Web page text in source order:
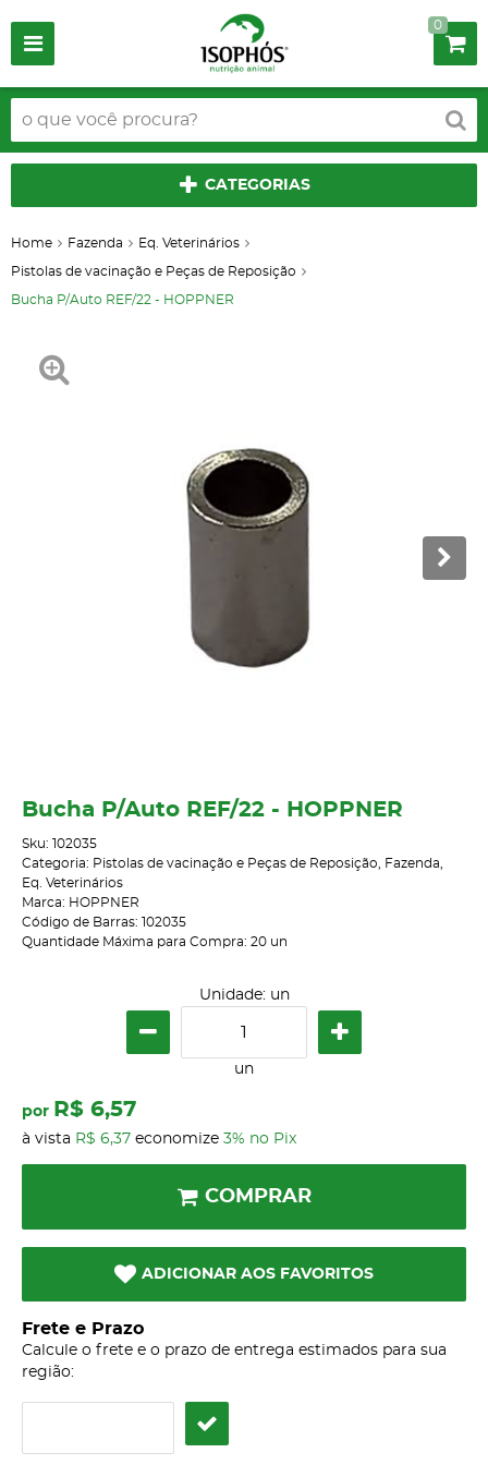
0
CATEGORIAS
Home Fazenda Eq. Veterinários
Pistolas de vacinação e Peças de Reposição
Bucha P/Auto REF/22 - HOPPNER
Bucha P/Auto REF/22 - HOPPNER
Sku: 102035
Categoria: Pistolas de vacinação e Peças de Reposição Fazenda
Eq. Veterinários
Marca: HOPPNER
Código de Barras: 102035
Quantidade Máxima para Compra: 20 un
Unidade: un
un
por R$ 6,57
à vista R$ 6,37 economize 3% no Pix
COMPRAR
ADICIONAR AOS FAVORITOS
Frete e Prazo
Calcule o frete e o prazo de entrega estimados para sua
região: